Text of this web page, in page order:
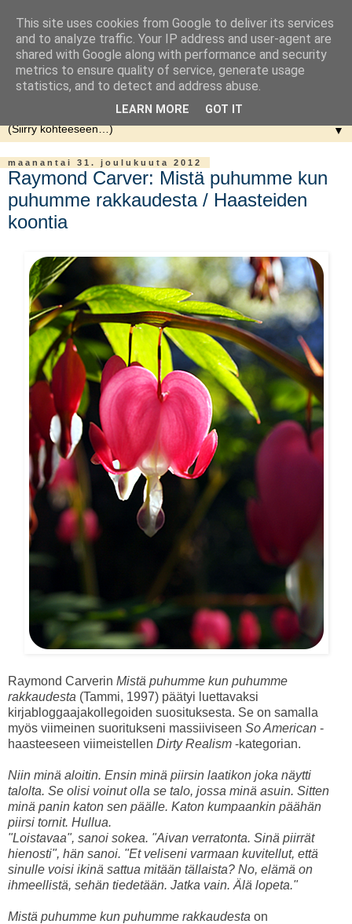
▼
maanantai 31. joulukuuta 2012
Raymond Carver: Mistä puhumme kun
puhumme rakkaudesta / Haasteiden
koontia
Raymond Carverin Mistä puhumme kun puhumme
rakkaudesta (Tammi, 1997) päätyi luettavaksi
kirjabloggaajakollegoiden suosituksesta. Se on samalla
myös viimeinen suoritukseni massiiviseen So American -
haasteeseen viimeistellen Dirty Realism -kategorian.
Niin minä aloitin. Ensin minä piirsin laatikon joka näytti
talolta. Se olisi voinut olla se talo, jossa minä asuin. Sitten
minä panin katon sen päälle. Katon kumpaankin päähän
piirsi tornit. Hullua.
"Loistavaa", sanoi sokea. "Aivan verratonta. Sinä piirrät
hienosti", hän sanoi. "Et veliseni varmaan kuvitellut, että
sinulle voisi ikinä sattua mitään tällaista? No, elämä on
ihmeellistä, sehän tiedetään. Jatka vain. Älä lopeta."
Mistä puhumme kun puhumme rakkaudesta on
This site uses cookies from Google to deliver its services
and to analyze traffic. Your IP address and user-agent are
shared with Google along with performance and security
metrics to ensure quality of service, generate usage
statistics, and to detect and address abuse.
LEARN MORE GOT IT